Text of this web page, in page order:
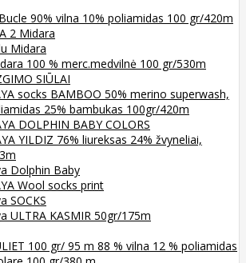
90% vilna 10% poliamidas 100 gr/420m
2 Midara
Midara
100 % merc.medvilnė 100 gr/530m
SIŪLAI
socks BAMBOO 50% merino superwash,
25% bambukas 100gr/420m
DOLPHIN BABY COLORS
YILDIZ 76% liureksas 24% žvyneliai,
Dolphin Baby
Wool socks print
SOCKS
ULTRA KASMIR 50gr/175m
100 gr/ 95 m 88 % vilna 12 % poliamidas